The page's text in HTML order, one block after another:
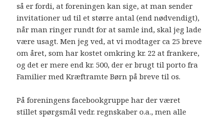
så er fordi, at foreningen kan sige, at man sender
invitationer ud til et større antal (end nødvendigt),
når man ringer rundt for at samle ind, skal jeg lade
være usagt. Men jeg ved, at vi modtager ca 25 breve
om året, som har kostet omkring kr. 22 at frankere,
og det er mere end kr. 500, der er brugt til porto fra
Familier med Kræftramte Børn på breve til os.
På foreningens facebookgruppe har der været
stillet spørgsmål vedr. regnskaber o.a., men alle